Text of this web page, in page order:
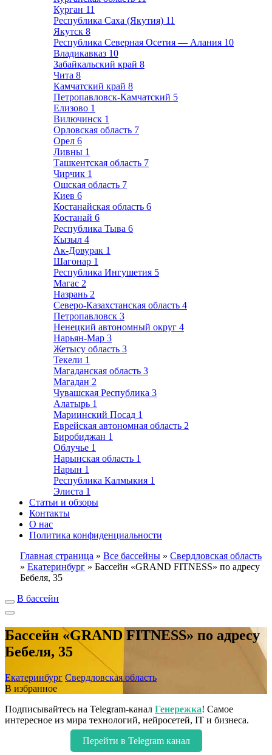
Курган 11
Республика Саха (Якутия) 11
Якутск 8
Республика Северная Осетия — Алания 10
Владикавказ 10
Забайкальский край 8
Чита 8
Камчатский край 8
Петропавловск-Камчатский 5
Елизово 1
Вилючинск 1
Орловская область 7
Орел 6
Ливны 1
Ташкентская область 7
Чирчик 1
Ошская область 7
Киев 6
Костанайская область 6
Костанай 6
Республика Тыва 6
Кызыл 4
Ак-Довурак 1
Шагонар 1
Республика Ингушетия 5
Магас 2
Назрань 2
Северо-Казахстанская область 4
Петропавловск 3
Ненецкий автономный округ 4
Нарьян-Мар 3
Жетысу область 3
Текели 1
Магаданская область 3
Магадан 2
Чувашская Республика 3
Алатырь 1
Мариинский Посад 1
Еврейская автономная область 2
Биробиджан 1
Облучье 1
Нарынская область 1
Нарын 1
Республика Калмыкия 1
Элиста 1
Статьи и обзоры
Контакты
О нас
Политика конфиденциальности
Главная страница » Все бассейны » Свердловская область
» Екатеринбург » Бассейн «GRAND FITNESS» по адресу
Бебеля, 35
В бассейн
Бассейн «GRAND FITNESS» по адресу
Бебеля, 35
Екатеринбург Свердловская область
В избранное
Подписывайтесь на Telegram-канал Генережка! Самое
интересное из мира технологий, нейросетей, IT и бизнеса.
Перейти в Telegram канал